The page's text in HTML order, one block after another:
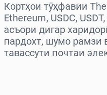
Кортҳои тӯҳфавии
Ethereum, USDC,
асъори дигар
пардохт, шумо рамзи
тавассути почтаи